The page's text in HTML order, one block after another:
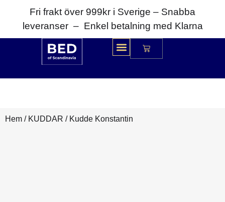
Fri frakt över 999kr i Sverige – Snabba
leveranser – Enkel betalning med Klarna
Hem / KUDDAR / Kudde Konstantin